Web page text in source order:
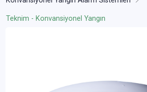
Teknim - Konvansiyonel Yangın